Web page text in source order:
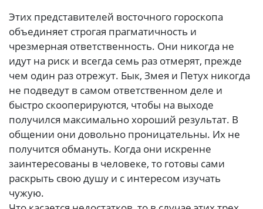
Этих представителей восточного гороскопа
объединяет строгая прагматичность и
чрезмерная ответственность. Они никогда не
идут на риск и всегда семь раз отмерят, прежде
чем один раз отрежут. Бык, Змея и Петух никогда
не подведут в самом ответственном деле и
быстро скооперируются, чтобы на выходе
получился максимально хороший результат. В
общении они довольно проницательны. Их не
получится обмануть. Когда они искренне
заинтересованы в человеке, то готовы сами
раскрыть свою душу и с интересом изучать
чужую.